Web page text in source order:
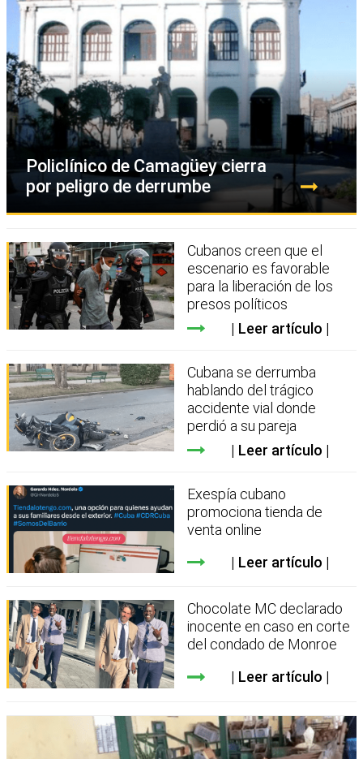
Policlínico de Camagüey cierra
por peligro de derrumbe
Cubanos creen que el
escenario es favorable
para la liberación de los
presos políticos
Leer artículo
Cubana se derrumba
hablando del trágico
accidente vial donde
perdió a su pareja
Leer artículo
Exespía cubano
promociona tienda de
venta online
Leer artículo
Chocolate MC declarado
inocente en caso en corte
del condado de Monroe
Leer artículo